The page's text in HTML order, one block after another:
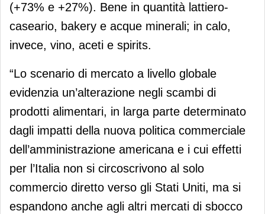
(+73% e +27%). Bene in quantità lattiero-
caseario, bakery e acque minerali; in calo,
invece, vino, aceti e spirits.
“Lo scenario di mercato a livello globale
evidenzia un’alterazione negli scambi di
prodotti alimentari, in larga parte determinato
dagli impatti della nuova politica commerciale
dell’amministrazione americana e i cui effetti
per l’Italia non si circoscrivono al solo
commercio diretto verso gli Stati Uniti, ma si
espandono anche agli altri mercati di sbocco